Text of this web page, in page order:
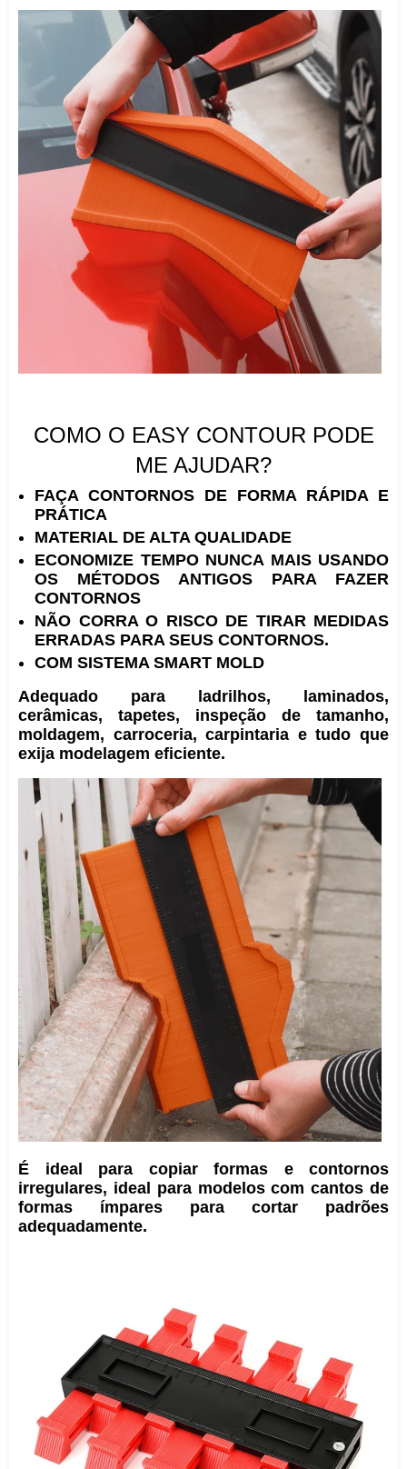
COMO O EASY CONTOUR PODE
ME AJUDAR?
FAÇA CONTORNOS DE FORMA RÁPIDA E
PRÁTICA
MATERIAL DE ALTA QUALIDADE
ECONOMIZE TEMPO NUNCA MAIS USANDO
OS MÉTODOS ANTIGOS PARA FAZER
CONTORNOS
NÃO CORRA O RISCO DE TIRAR MEDIDAS
ERRADAS PARA SEUS CONTORNOS.
COM SISTEMA SMART MOLD
Adequado para ladrilhos, laminados,
cerâmicas, tapetes, inspeção de tamanho,
moldagem, carroceria, carpintaria e tudo que
exija modelagem eficiente.
É ideal para copiar formas e contornos
irregulares, ideal para modelos com cantos de
formas ímpares para cortar padrões
adequadamente.